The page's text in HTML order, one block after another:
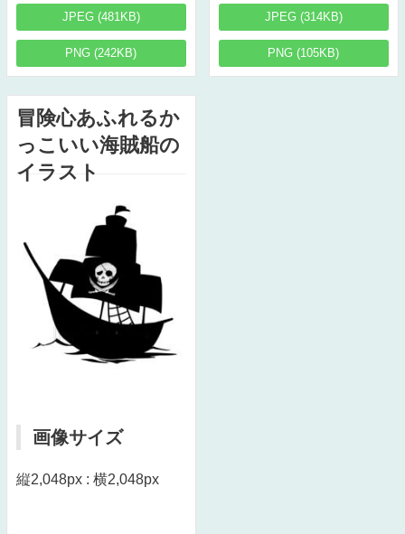
JPEG (481KB)
PNG (242KB)
JPEG (314KB)
PNG (105KB)
冒険心あふれるか
っこいい海賊船の
イラスト
画像サイズ
縦2,048px : 横2,048px